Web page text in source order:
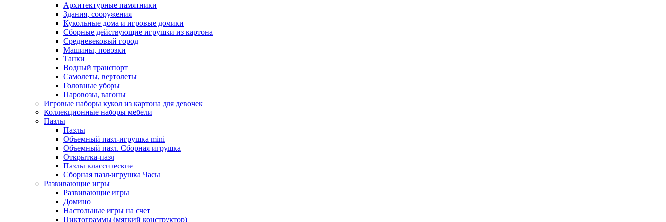
Архитектурные памятники
Здания, сооружения
Кукольные дома и игровые домики
Сборные действующие игрушки из картона
Средневековый город
Машины, повозки
Танки
Водный транспорт
Самолеты, вертолеты
Головные уборы
Паровозы, вагоны
Игровые наборы кукол из картона для девочек
Коллекционные наборы мебели
Пазлы
Пазлы
Объемный пазл-игрушка mini
Объемный пазл. Сборная игрушка
Открытка-пазл
Пазлы классические
Сборная пазл-игрушка Часы
Развивающие игры
Развивающие игры
Домино
Настольные игры на счет
Пиктограммы (мягкий конструктор)